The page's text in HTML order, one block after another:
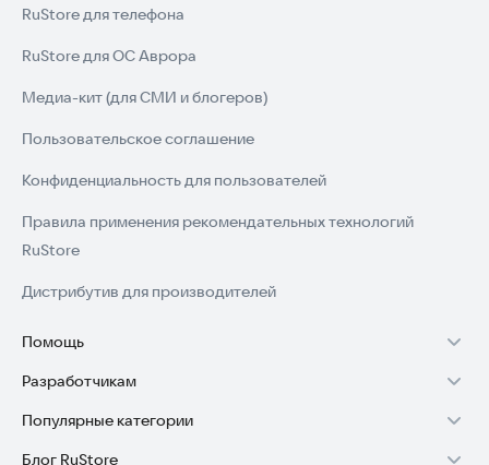
RuStore для телефона
RuStore для ОС Аврора
Медиа-кит (для СМИ и блогеров)
Пользовательское соглашение
Конфиденциальность для пользователей
Правила применения рекомендательных технологий
RuStore
Дистрибутив для производителей
Помощь
Установка RuStore на TV
Установка RuStore на телефон
Разработчикам
Зарабатывать с RuStore
Популярные категории
Блог RuStore